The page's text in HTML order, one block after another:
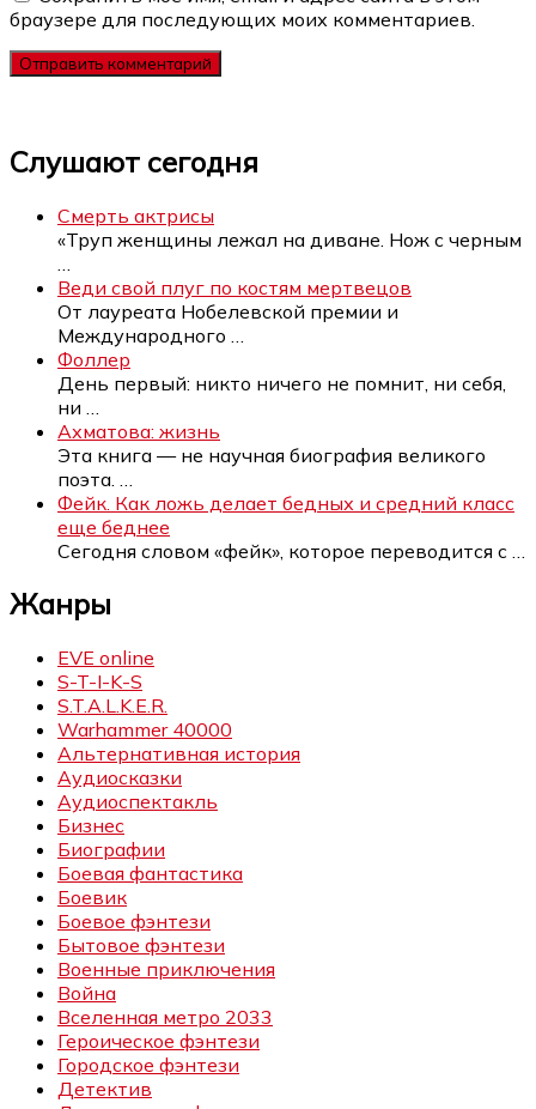
браузере для последующих моих комментариев.
Слушают сегодня
Смерть актрисы
«Труп женщины лежал на диване. Нож с черным
Веди свой плуг по костям мертвецов
От лауреата Нобелевской премии и
Международного
Фоллер
День первый: никто ничего не помнит, ни себя,
ни
Ахматова: жизнь
Эта книга — не научная биография великого
поэта.
Фейк. Как ложь делает бедных и средний класс
еще беднее
Сегодня словом «фейк», которое переводится с
Жанры
EVE online
S-T-I-K-S
S.T.A.L.K.E.R.
Warhammer 40000
Альтернативная история
Аудиосказки
Аудиоспектакль
Бизнес
Биографии
Боевая фантастика
Боевик
Боевое фэнтези
Бытовое фэнтези
Военные приключения
Война
Вселенная метро 2033
Героическое фэнтези
Городское фэнтези
Детектив